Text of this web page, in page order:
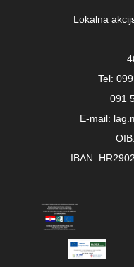
Lokalna
Tel:
091
E-mail:
IBAN: